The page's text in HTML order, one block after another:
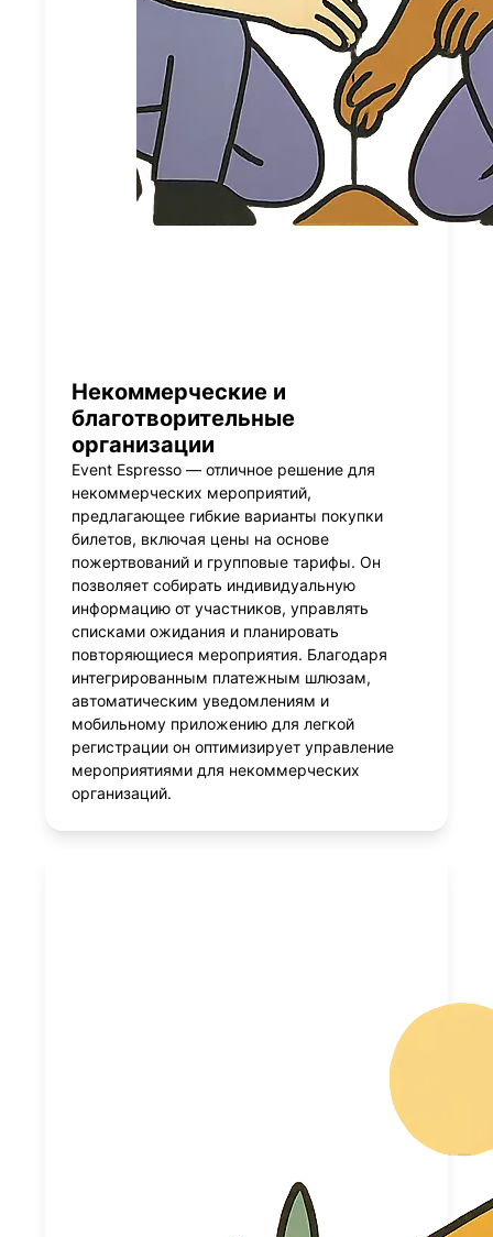
Некоммерческие и
благотворительные
организации
Event Espresso — отличное решение для
некоммерческих мероприятий,
предлагающее гибкие варианты покупки
билетов, включая цены на основе
пожертвований и групповые тарифы. Он
позволяет собирать индивидуальную
информацию от участников, управлять
списками ожидания и планировать
повторяющиеся мероприятия. Благодаря
интегрированным платежным шлюзам,
автоматическим уведомлениям и
мобильному приложению для легкой
регистрации он оптимизирует управление
мероприятиями для некоммерческих
организаций.